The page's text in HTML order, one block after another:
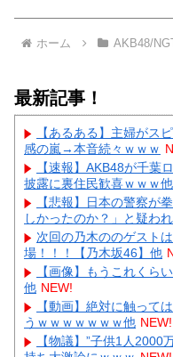
ホーム AKB48/
最新記事！
【あるある】主婦がス
感の嵐→本音続々ｗｗｗ
【速報】AKB48が千葉
披露に裏住民歓喜ｗｗｗ他
【悲報】日本の警察が
しかったのか？」と疑わ
次回の乃木ののゲスト
場！！！【乃木坂46】他
【画像】もうこれくら
他 NEW!
【動画】絶対に触って
うｗｗｗｗｗｗｗ他 NEW!
【物議】”子供1人